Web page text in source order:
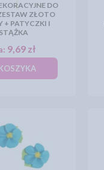
DO
ZŁOTO
+ PATYCZKI I
9,69 zł